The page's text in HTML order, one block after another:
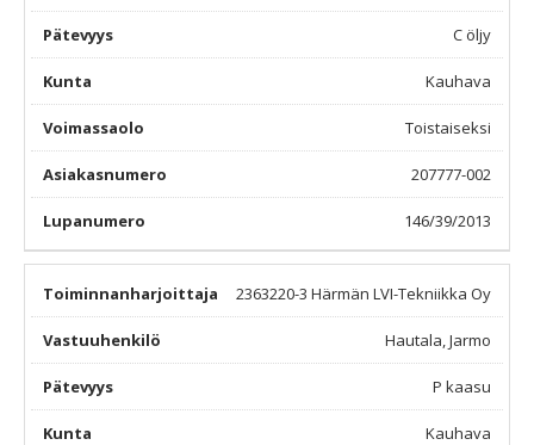
C öljy
Kauhava
Toistaiseksi
207777-002
146/39/2013
2363220-3 Härmän LVI-Tekniikka Oy
Hautala, Jarmo
P kaasu
Kauhava